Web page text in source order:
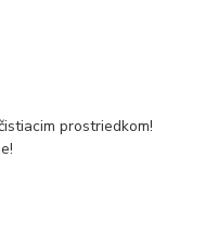
prostriedkom!